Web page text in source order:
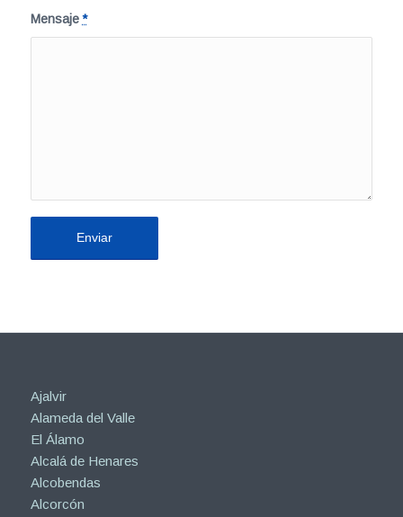
Mensaje*
Ajalvir
Alameda del Valle
El Álamo
Alcalá de Henares
Alcobendas
Alcorcón